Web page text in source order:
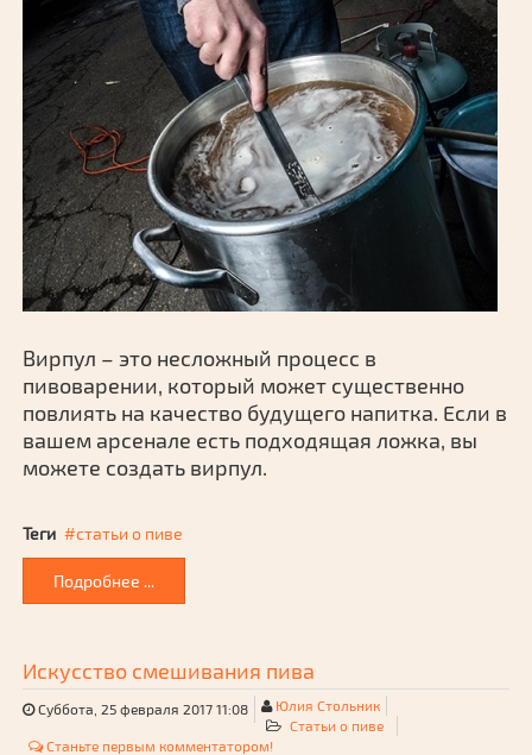
Вирпул – это несложный процесс в
пивоварении, который может существенно
повлиять на качество будущего напитка. Если в
вашем арсенале есть подходящая ложка, вы
можете создать вирпул.
Теги статьи о пиве
Подробнее ...
Искусство смешивания пива
Суббота, 25 февраля 2017 11:08
Юлия Стольник
Статьи о пиве
Станьте первым комментатором!